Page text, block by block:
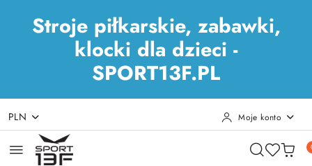
Stroje piłkarskie, zabawki,
klocki dla dzieci -
SPORT13F.PL
Przejdź do treści głównej
Przejdź do wyszukiwarki
Przejdź do moje konto
Przejdź do menu głównego
Przejdź do stopki
PLN Moje konto